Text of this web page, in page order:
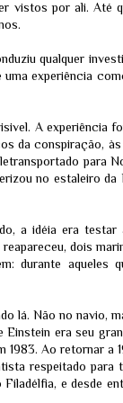
vistos por ali. Até
qualquer
experiência
A experiência
da conspiração, às
para
no estaleiro
a idéia era testar
dois
durante aqueles
lá. Não no navio,
Einstein era seu
1983. Ao retornar a
respeitado
e desde
sobre a hipótese
origem zoonótica.
casual, o
eclipse em 12
- Um ataque
MetLife Stadium